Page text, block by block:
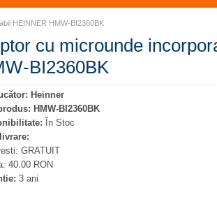
HEINNER HMW-BI2360BK
cu microunde
BI2360BK
Heinner
HMW-BI2360BK
În Stoc
GRATUIT
40.00 RON
3 ani